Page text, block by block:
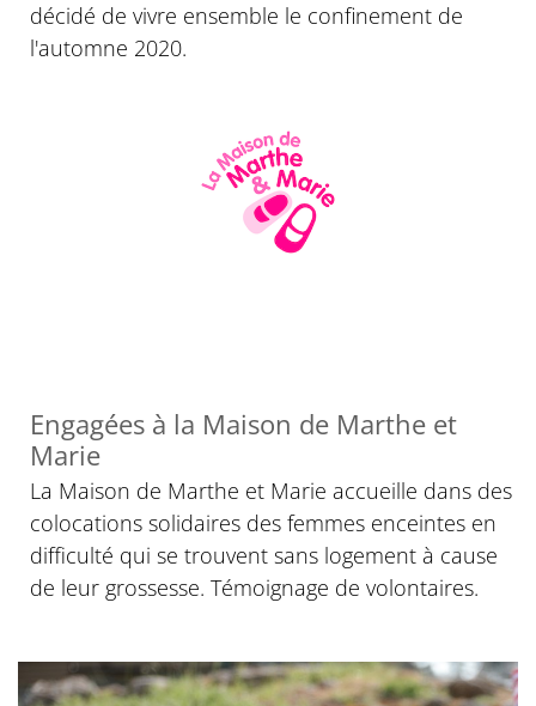
décidé de vivre ensemble le confinement de
l'automne 2020.
Engagées à la Maison de Marthe et
Marie
La Maison de Marthe et Marie accueille dans des
colocations solidaires des femmes enceintes en
difficulté qui se trouvent sans logement à cause
de leur grossesse. Témoignage de volontaires.